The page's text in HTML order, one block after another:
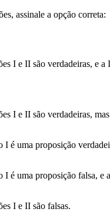
assinale a opção correta:
I e II são verdadeiras, e a
I e II são verdadeiras,
I é uma proposição
I é uma proposição falsa, e
I e II são falsas.